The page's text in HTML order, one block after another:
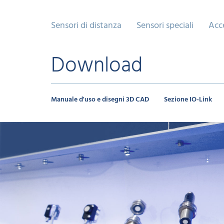
Sensori di distanza Sensori speciali
Download
Manuale d'uso e disegni 3D CAD Sezione IO-Link